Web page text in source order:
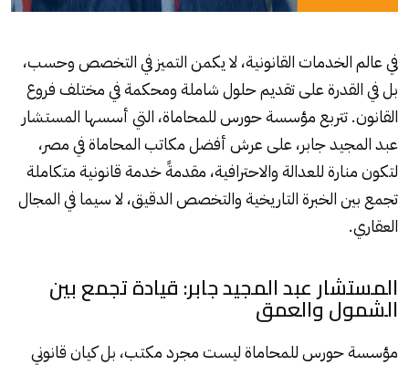
في عالم الخدمات القانونية، لا يكمن التميز في التخصص وحسب،
بل في القدرة على تقديم حلول شاملة ومحكمة في مختلف فروع
القانون. تتربع مؤسسة حورس للمحاماة، التي أسسها المستشار
عبد المجيد جابر، على عرش أفضل مكاتب المحاماة في مصر،
لتكون منارة للعدالة والاحترافية، مقدمةً خدمة قانونية متكاملة
تجمع بين الخبرة التاريخية والتخصص الدقيق، لا سيما في المجال
العقاري.
المستشار عبد المجيد جابر: قيادة تجمع بين
الشمول والعمق
مؤسسة حورس للمحاماة ليست مجرد مكتب، بل كيان قانوني